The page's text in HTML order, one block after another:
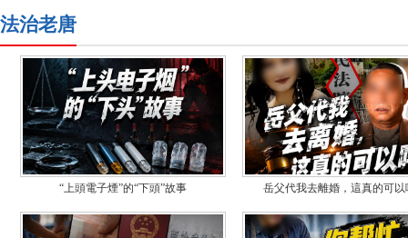
法治老唐
“上頭電子煙”的“下頭”故事 岳父代我去離婚，這真的可以